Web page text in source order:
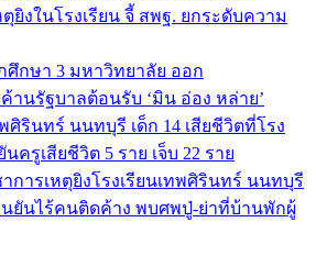
ตุยิงในโรงเรียน จี้ สพฐ. ยกระดับความ
ศึกษา 3 มหาวิทยาลัย ออก
านรัฐบาลต้อนรับ ‘มิน อ่อง หล่าย’
ศิรินทร์ นนทบุรี เด็ก 14 เสียชีวิตที่โรง
ครูเสียชีวิต 5 ราย เจ็บ 22 ราย
การเหตุยิงโรงเรียนเทพศิรินทร์ นนทบุรี
ยันไร้คนติดค้าง พบศพปู่-ย่าที่บ้านพักผู้